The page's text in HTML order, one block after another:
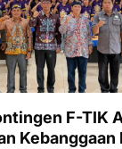
F-TIK
Kebanggaan